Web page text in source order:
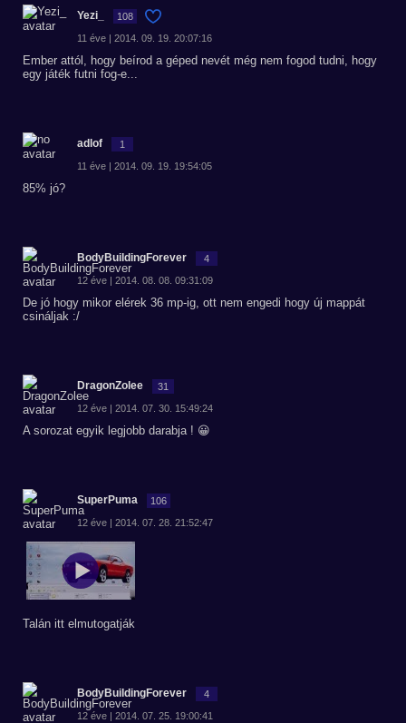
Yezi_ 108
11 éve | 2014. 09. 19. 20:07:16
Ember attól, hogy beírod a géped nevét még nem fogod tudni, hogy
egy játék futni fog-e...
adlof 1
11 éve | 2014. 09. 19. 19:54:05
85% jó?
BodyBuildingForever 4
12 éve | 2014. 08. 08. 09:31:09
De jó hogy mikor elérek 36 mp-ig, ott nem engedi hogy új mappát
csináljak :/
DragonZolee 31
12 éve | 2014. 07. 30. 15:49:24
A sorozat egyik legjobb darabja ! 😀
SuperPuma 106
12 éve | 2014. 07. 28. 21:52:47
Talán itt elmutogatják
BodyBuildingForever 4
12 éve | 2014. 07. 25. 19:00:41